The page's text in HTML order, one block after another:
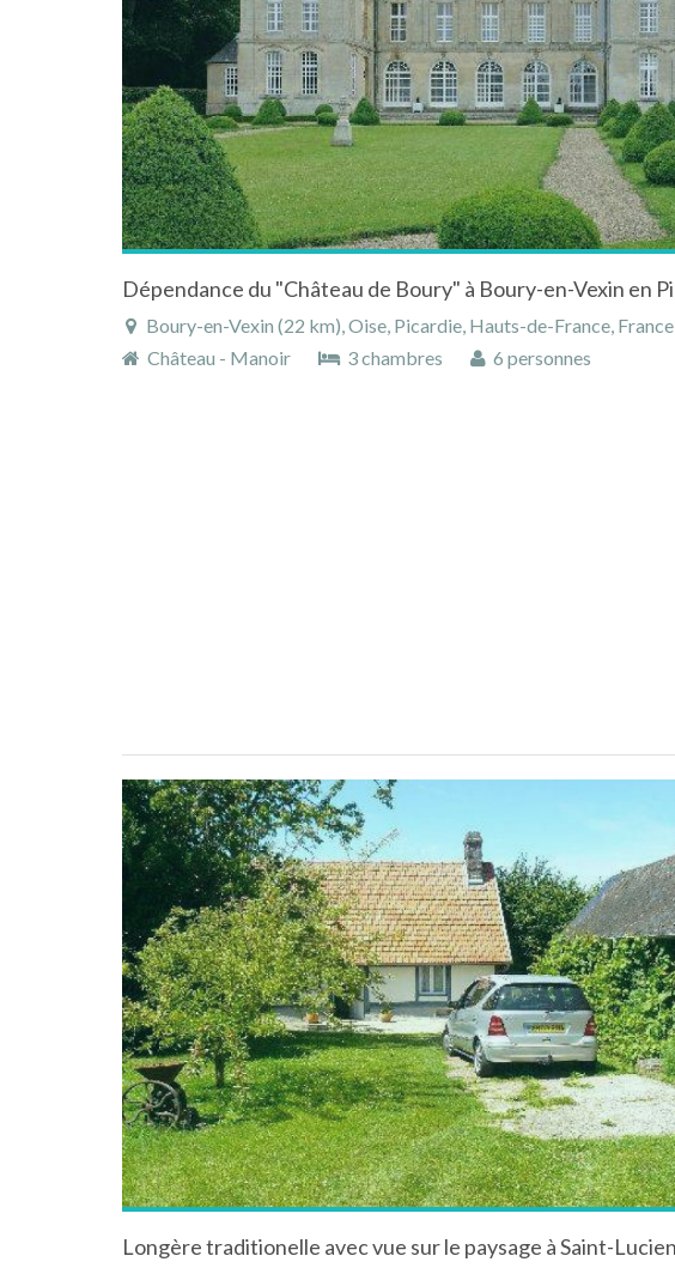
Boury-en-Vexin (22 km), Oise, Picardie, Hauts-de-France, France
Château - Manoir
3 chambres 6 personnes